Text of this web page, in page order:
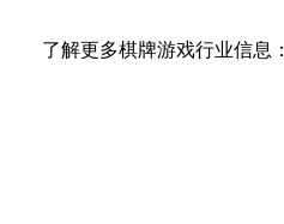
了解更多棋牌游戏行业信息：